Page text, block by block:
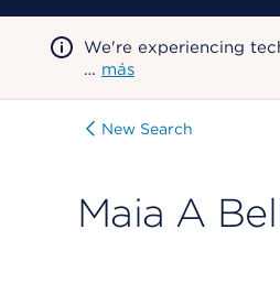
We're experiencing
… más
New Search
Maia A